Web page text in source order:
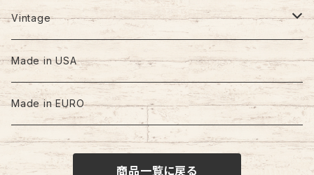
Vintage
60s-70s
80s
90s
Made in USA
Made in EURO
商品一覧に戻る